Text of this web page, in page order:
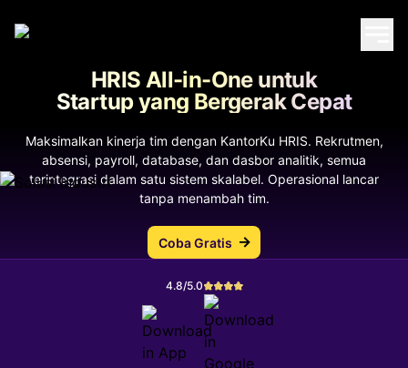
HRIS All-in-One untuk
Startup yang Bergerak Cepat
Maksimalkan kinerja tim dengan KantorKu HRIS. Rekrutmen,
absensi, payroll, database, dan dasbor analitik, semua
terintegrasi dalam satu sistem skalabel. Operasional lancar
tanpa menambah tim.
Coba Gratis
4.8/5.0